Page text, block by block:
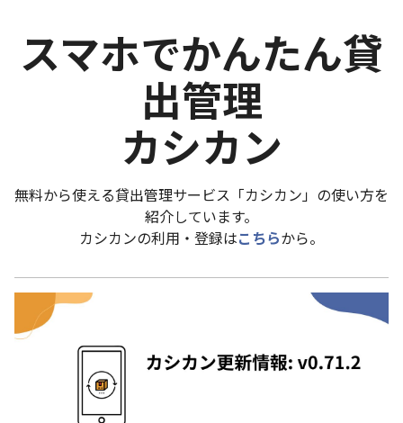
スマホでかんたん貸
出管理
カシカン
無料から使える貸出管理サービス「カシカン」の使い方を
紹介しています。
カシカンの利用・登録はこちらから。